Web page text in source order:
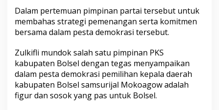
Dalam pertemuan pimpinan partai tersebut untuk
membahas strategi pemenangan serta komitmen
bersama dalam pesta demokrasi tersebut.
Zulkifli mundok salah satu pimpinan PKS
kabupaten Bolsel dengan tegas menyampaikan
dalam pesta demokrasi pemilihan kepala daerah
kabupaten Bolsel samsurijal Mokoagow adalah
figur dan sosok yang pas untuk Bolsel.